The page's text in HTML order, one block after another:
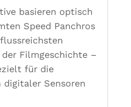
basieren optisch
Speed Panchros
Filmgeschichte –
für die
digitaler Sensoren